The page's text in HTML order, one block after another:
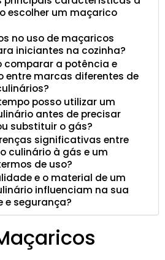
escolher um maçarico
no uso de maçaricos
iniciantes na cozinha?
comparar a potência e
entre marcas diferentes de
posso utilizar um
antes de precisar
substituir o gás?
significativas entre
culinário à gás e um
de uso?
e o material de um
influenciam na sua
e segurança?